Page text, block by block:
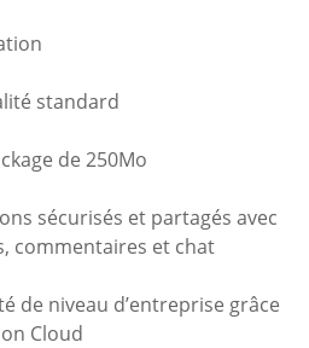
standard
de 250Mo
sécurisés et partagés avec
commentaires et chat
de niveau d’entreprise grâce
Cloud